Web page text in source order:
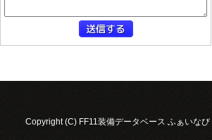
Copyright (C) FF11装備データベース ふぁいな